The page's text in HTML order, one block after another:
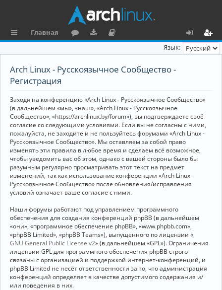
л
и
Главная
н
та
ц
и
я
х
ег
Язык:
Arch Linux - Русскоязычное Сообщество -
Регистрация
Заходя на конференцию «Arch Linux - Русскоязычное Сообщество»
(в дальнейшем «мы», «наш», «Arch Linux - Русскоязычное
Сообщество», «https://archlinux.by/forum»), вы подтверждаете своё
согласие со следующими условиями. Если вы не согласны с ними,
пожалуйста, не заходите и не пользуйтесь форумами «Arch Linux -
Русскоязычное Сообщество». Мы оставляем за собой право
изменять эти правила в любое время и сделаем всё возможное,
чтобы уведомить вас об этом, однако с вашей стороны было бы
разумным регулярно просматривать этот текст на предмет
изменений, так как использование конференции «Arch Linux -
Русскоязычное Сообщество» после обновления/исправления
условий означает ваше согласие с ними.
Наши форумы работают под управлением программного
обеспечения для создания конференций phpBB (в дальнейшем
«они», «программное обеспечение phpBB», «www.phpbb.com»,
«phpBB Limited», «phpBB Teams»), выпущенного по лицензии «
GNU General Public License v2» (в дальнейшем «GPL»). Ограничения
лицензии GPL для программного обеспечения phpBB строго
связаны с организацией и поддержкой интернет-конференций, и
phpBB Limited не несёт ответственности за то, что администрация
конференций определяет в качестве допустимого содержания и/
или поведения в них.